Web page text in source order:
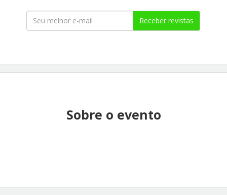
Receber revistas
Sobre o evento